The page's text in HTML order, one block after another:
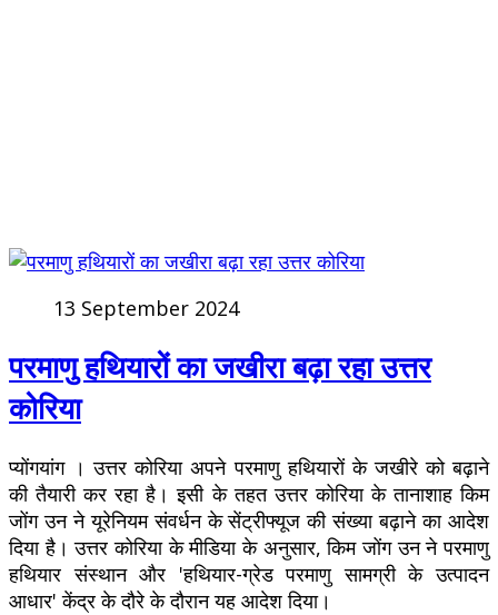
13 September 2024
परमाणु हथियारों का जखीरा बढ़ा रहा उत्तर
कोरिया
प्योंगयांग । उत्तर कोरिया अपने परमाणु हथियारों के जखीरे को बढ़ाने
की तैयारी कर रहा है। इसी के तहत उत्तर कोरिया के तानाशाह किम
जोंग उन ने यूरेनियम संवर्धन के सेंट्रीफ्यूज की संख्या बढ़ाने का आदेश
दिया है। उत्तर कोरिया के मीडिया के अनुसार, किम जोंग उन ने परमाणु
हथियार संस्थान और 'हथियार-ग्रेड परमाणु सामग्री के उत्पादन
आधार' केंद्र के दौरे के दौरान यह आदेश दिया।